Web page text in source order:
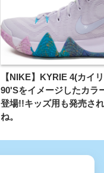
【NIKE】KYRIE 4(カイ
90'Sをイメージしたカラ
登場!!キッズ用も発売さ
ね。